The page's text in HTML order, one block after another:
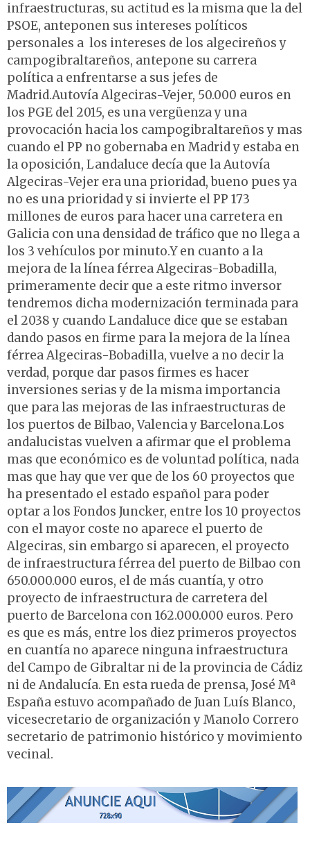
infraestructuras, su actitud es la misma que la del
PSOE, anteponen sus intereses políticos
personales a los intereses de los algecireños y
campogibraltareños, antepone su carrera
política a enfrentarse a sus jefes de
Madrid.Autovía Algeciras-Vejer, 50.000 euros en
los PGE del 2015, es una vergüenza y una
provocación hacia los campogibraltareños y mas
cuando el PP no gobernaba en Madrid y estaba en
la oposición, Landaluce decía que la Autovía
Algeciras-Vejer era una prioridad, bueno pues ya
no es una prioridad y si invierte el PP 173
millones de euros para hacer una carretera en
Galicia con una densidad de tráfico que no llega a
los 3 vehículos por minuto.Y en cuanto a la
mejora de la línea férrea Algeciras-Bobadilla,
primeramente decir que a este ritmo inversor
tendremos dicha modernización terminada para
el 2038 y cuando Landaluce dice que se estaban
dando pasos en firme para la mejora de la línea
férrea Algeciras-Bobadilla, vuelve a no decir la
verdad, porque dar pasos firmes es hacer
inversiones serias y de la misma importancia
que para las mejoras de las infraestructuras de
los puertos de Bilbao, Valencia y Barcelona.Los
andalucistas vuelven a afirmar que el problema
mas que económico es de voluntad política, nada
mas que hay que ver que de los 60 proyectos que
ha presentado el estado español para poder
optar a los Fondos Juncker, entre los 10 proyectos
con el mayor coste no aparece el puerto de
Algeciras, sin embargo si aparecen, el proyecto
de infraestructura férrea del puerto de Bilbao con
650.000.000 euros, el de más cuantía, y otro
proyecto de infraestructura de carretera del
puerto de Barcelona con 162.000.000 euros. Pero
es que es más, entre los diez primeros proyectos
en cuantía no aparece ninguna infraestructura
del Campo de Gibraltar ni de la provincia de Cádiz
ni de Andalucía. En esta rueda de prensa, José Mª
España estuvo acompañado de Juan Luís Blanco,
vicesecretario de organización y Manolo Correro
secretario de patrimonio histórico y movimiento
vecinal.